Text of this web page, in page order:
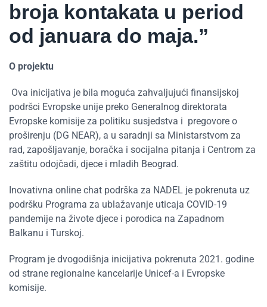
broja kontakata u period
od januara do maja.”
O projektu
Ova inicijativa je bila moguća zahvaljujući finansijskoj
podršci Evropske unije preko Generalnog direktorata
Evropske komisije za politiku susjedstva i pregovore o
proširenju (DG NEAR), a u saradnji sa Ministarstvom za
rad, zapošljavanje, boračka i socijalna pitanja i Centrom za
zaštitu odojčadi, djece i mladih Beograd.
Inovativna online chat podrška za NADEL je pokrenuta uz
podršku Programa za ublažavanje uticaja COVID-19
pandemije na živote djece i porodica na Zapadnom
Balkanu i Turskoj.
Program je dvogodišnja inicijativa pokrenuta 2021. godine
od strane regionalne kancelarije Unicef-a i Evropske
komisije.